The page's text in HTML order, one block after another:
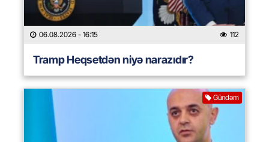
06.08.2026 - 16:15 112
Tramp Heqsetdən niyə narazıdır?
Gündəm